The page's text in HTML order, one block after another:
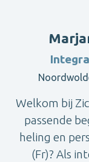
Welkom bij
passende
heling en
(Fr)? Als